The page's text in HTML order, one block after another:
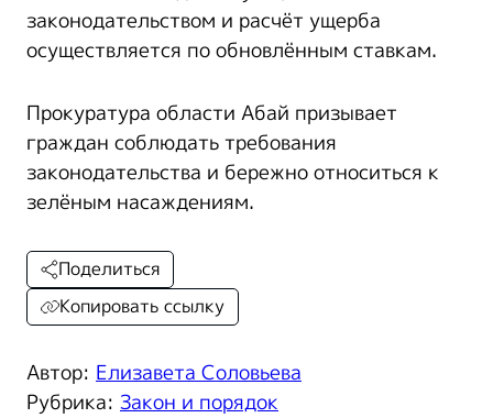
законодательством и расчёт ущерба
осуществляется по обновлённым ставкам.
Прокуратура области Абай призывает
граждан соблюдать требования
законодательства и бережно относиться к
зелёным насаждениям.
Автор: Елизавета Соловьева
Рубрика: Закон и порядок
Поделиться
Копировать ссылку